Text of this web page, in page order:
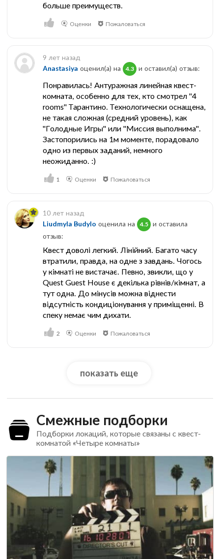
больше преимуществ.
Оценки Пожаловаться
9 лет назад
Anastasiya оценил(а) на 4.3 и оставил(a) отзыв:
Понравилась! Антуражная линейная квест-
комната, особенно для тех, кто смотрел "4
rooms" Тарантино. Технологически оснащена,
не такая сложная (средний уровень), как
"Голодные Игры" или "Миссия выполнима".
Застопорились на 1м моменте, порадовало
одно из первых заданий, немного
неожиданно. :)
1 Оценки Пожаловаться
10 лет назад
Liudmyla Budylo оценила на 4.5
и оставила
отзыв:
Квест доволі легкий. Лінійний. Багато часу
втратили, правда, на одне з завдань. Чогось
у кімнаті не вистачає. Певно, звикли, що у
Quest Guest House є декілька рівнів/кімнат, а
тут одна. До мінусів можна віднести
відсутність кондиціонування у приміщенні. В
спеку немає чим дихати.
2 Оценки Пожаловаться
показать еще
Смежные подборки
Подборки локаций, которые связаны с квест-
комнатой «Четыре комнаты»